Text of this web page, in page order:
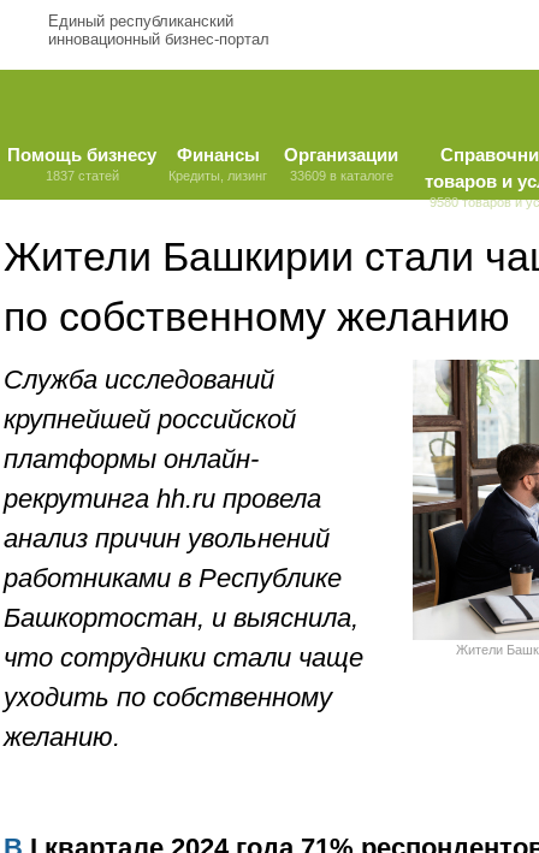
Единый республиканский
инновационный бизнес-портал
Помощь бизнесу
1837 статей
Финансы
Кредиты, лизинг
Организации
33609 в каталоге
товаров и
9580 товаров и
Жители Башкирии стали
по собственному желанию
Жители
Служба исследований
крупнейшей российской
платформы онлайн-
рекрутинга hh.ru провела
анализ причин увольнений
работниками в Республике
Башкортостан, и выяснила,
что сотрудники стали чаще
уходить по собственному
желанию.